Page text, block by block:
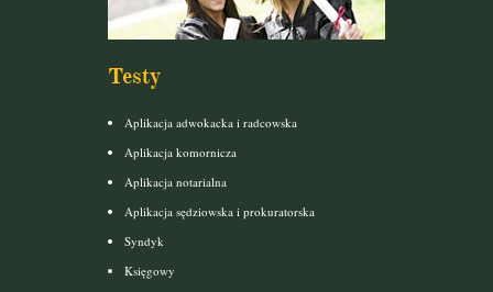
Testy
Aplikacja adwokacka i radcowska
Aplikacja komornicza
Aplikacja notarialna
Aplikacja sędziowska i prokuratorska
Syndyk
Księgowy